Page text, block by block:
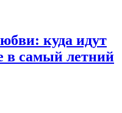
куда идут
в самый летний